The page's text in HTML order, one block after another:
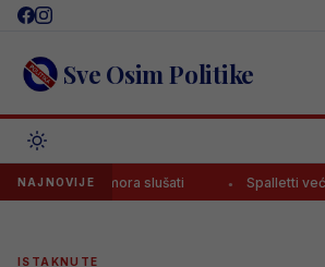
Skip
content Sve Osim Politike
NAJNOVIJE
mora slušati Spalletti već odlučio
ISTAKNUTE